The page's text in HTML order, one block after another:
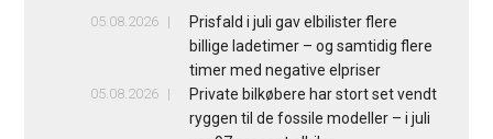
05.08.2026
Prisfald i juli gav elbilister flere
billige ladetimer – og samtidig flere
timer med negative elpriser
05.08.2026
Private bilkøbere har stort set vendt
ryggen til de fossile modeller – i juli